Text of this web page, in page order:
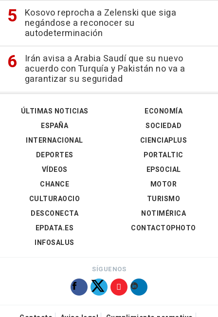
Kosovo reprocha a Zelenski que siga
negándose a reconocer su
autodeterminación
Irán avisa a Arabia Saudí que su nuevo
acuerdo con Turquía y Pakistán no va a
garantizar su seguridad
ÚLTIMAS NOTICIAS
ESPAÑA
INTERNACIONAL
DEPORTES
VÍDEOS
ECONOMÍA
SOCIEDAD
CIENCIAPLUS
PORTALTIC
EPSOCIAL
CHANCE
CULTURAOCIO
DESCONECTA
EPDATA.ES
INFOSALUS
MOTOR
TURISMO
NOTIMÉRICA
CONTACTOPHOTO
SÍGUENOS